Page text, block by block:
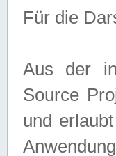
Für die
Aus der
Source
und